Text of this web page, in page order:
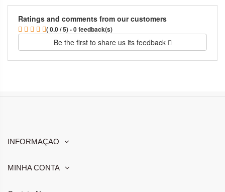
Ratings and comments from our customers
( 0.0 / 5) - 0 feedback(s)
Be the first to share us its feedback
INFORMAÇAO
MINHA CONTA